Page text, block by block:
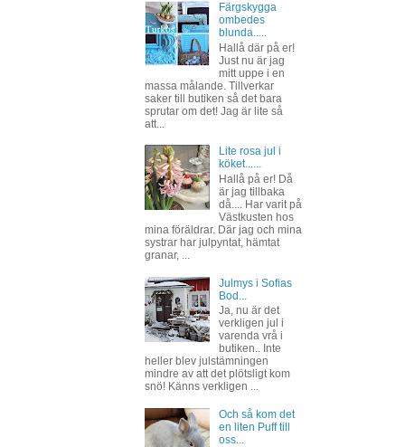
Färgskygga
ombedes
blunda.....
Hallå där på er!
Just nu är jag
mitt uppe i en
massa målande. Tillverkar
saker till butiken så det bara
sprutar om det! Jag är lite så
att...
Lite rosa jul i
köket......
Hallå på er! Då
är jag tillbaka
då.... Har varit på
Västkusten hos
mina föräldrar. Där jag och mina
systrar har julpyntat, hämtat
granar, ...
Julmys i Sofias
Bod...
Ja, nu är det
verkligen jul i
varenda vrå i
butiken.. Inte
heller blev julstämningen
mindre av att det plötsligt kom
snö! Känns verkligen ...
Och så kom det
en liten Puff till
oss...